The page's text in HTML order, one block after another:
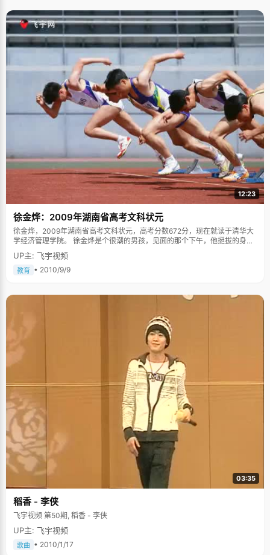
12:23
徐金烨：2009年湖南省高考文科状元
徐金烨，2009年湖南省高考文科状元，高考分数672分，现在就读于清华大
学经济管理学院。 徐金烨是个很潮的男孩，见面的那个下午，他挺拔的身
板，穿着宽松的T恤，磨白牛仔裤，时尚短发造型染成了栗色，左耳戴着镶了
水晶的耳钉，很有些韩国偶像剧里男主角的味道，在我直白的夸耀下，徐金
烨有些害羞，不过他承认，在学校里，会经常被当成韩国人。 宽严相济的家
我看电视，也允许我出去玩，但是必须每天作业完成后才行"，徐金烨
候，妈妈仔细想了下，说"下次买一个好看点的耳环吧"，徐金烨有些骄傲的
最多的就是"基础很重要"。在金烨很小的时候，妈妈就经常给他布置一些基
础的练习题，反复的做，反复的看，其他科目的学习也要求基础扎实。徐金
烨说，"我的基础比较扎实，这也是我最大的优点"。正所谓，根基是一切建
筑的基础。由于基础抓得牢固，徐金烨做题的时候会比较有效率，对于新内
容的接受能力也比较强。 状元也有厌学的时候 从进入高中的第一天，徐金烨
就给自己定了一个非常明确的方向，一定要考清华、北大这样的名校，并将
这个志向写了纸条贴在家里的墙上。从高一开始，徐金烨就非常的努力，成
绩上升非常快，在高一下学期就跻身年级前几名，更加奠定了他冲刺名校的
信心。 面对高考这个关系着人生一大转折的事情，紧张、忧虑是再所难免
的，就算成绩一向稳定的徐金烨也会有厌学的时候。有一段时间，徐金烨看
不进书，也学不进东西，徐金烨自己特别着急，他就跟申请不上晚自习，自
己在家里安静的看书、做题，偶尔放松一下，调整自己烦躁的情绪，然后再
次投入学习。人不能永远绷着，就像皮筋，要保持良好的弹性就得适当的休
息，不过前提是向目标努力的信念坚定不移。 临考之前的一次测试，徐金烨
由于紧张，没有发挥好，成绩非常糟糕。心情郁闷的徐金烨忧愁了好几天，
班主任老师非常担心，便拉着徐金烨去跑步，一边跑一边聊天，一直坚持了
好几天，帮徐金烨揭开心结。"高考就像跑步，偶尔失误没有关系，关键在于
冲刺的时候"，徐金烨说，"我坚持了三年，最后冲刺的时候终于跑赢了。" 感
性，爱码字 徐金烨是一个非常感性的男孩子，他学过钢琴，学过吉他，对画
画也有些造诣，不过最喜欢的是写东西，有感触的东西喜欢用文字记录下
来。曾经，徐金烨想过做一个以码字为生的作家，这也是他选择文科的原
因。在高中学习很紧的时候，徐金烨也坚持写日志，更新博客。为了鼓励自
UP主: 飞宇视频
教育 • 2010/9/9
03:35
稻香 - 李侠
飞宇视频 第50期, 稻香 - 李侠
UP主: 飞宇视频
歌曲 • 2010/1/17